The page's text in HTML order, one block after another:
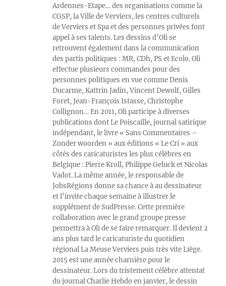
Ardennes-Etape… des organisations comme la
CGSP, la Ville de Verviers, les centres culturels
de Verviers et Spa et des personnes privées font
appel à ses talents. Les dessins d’Oli se
retrouvent également dans la communication
des partis politiques : MR, CDh, PS et Ecolo. Oli
effectue plusieurs commandes pour des
personnes politiques en vue comme Denis
Ducarme, Kattrin Jadin, Vincent Dewolf, Gilles
Foret, Jean-François Istasse, Christophe
Collignon… En 2011, Oli participe à diverses
publications dont Le Poiscaille, journal satirique
indépendant, le livre « Sans Commentaires –
Zonder woorden » aux éditions « Le Cri » aux
côtés des caricaturistes les plus célèbres en
Belgique : Pierre Kroll, Philippe Geluck et Nicolas
Vadot. La même année, le responsable de
JobsRégions donne sa chance à au dessinateur
et l’invite chaque semaine à illustrer le
supplément de SudPresse. Cette première
collaboration avec le grand groupe presse
permettra à Oli de se faire remarquer. Il devient 2
ans plus tard le caricaturiste du quotidien
régional La Meuse Verviers puis très vite Liège.
2015 est une année charnière pour le
dessinateur. Lors du tristement célèbre attentat
du journal Charlie Hebdo en janvier, le dessin